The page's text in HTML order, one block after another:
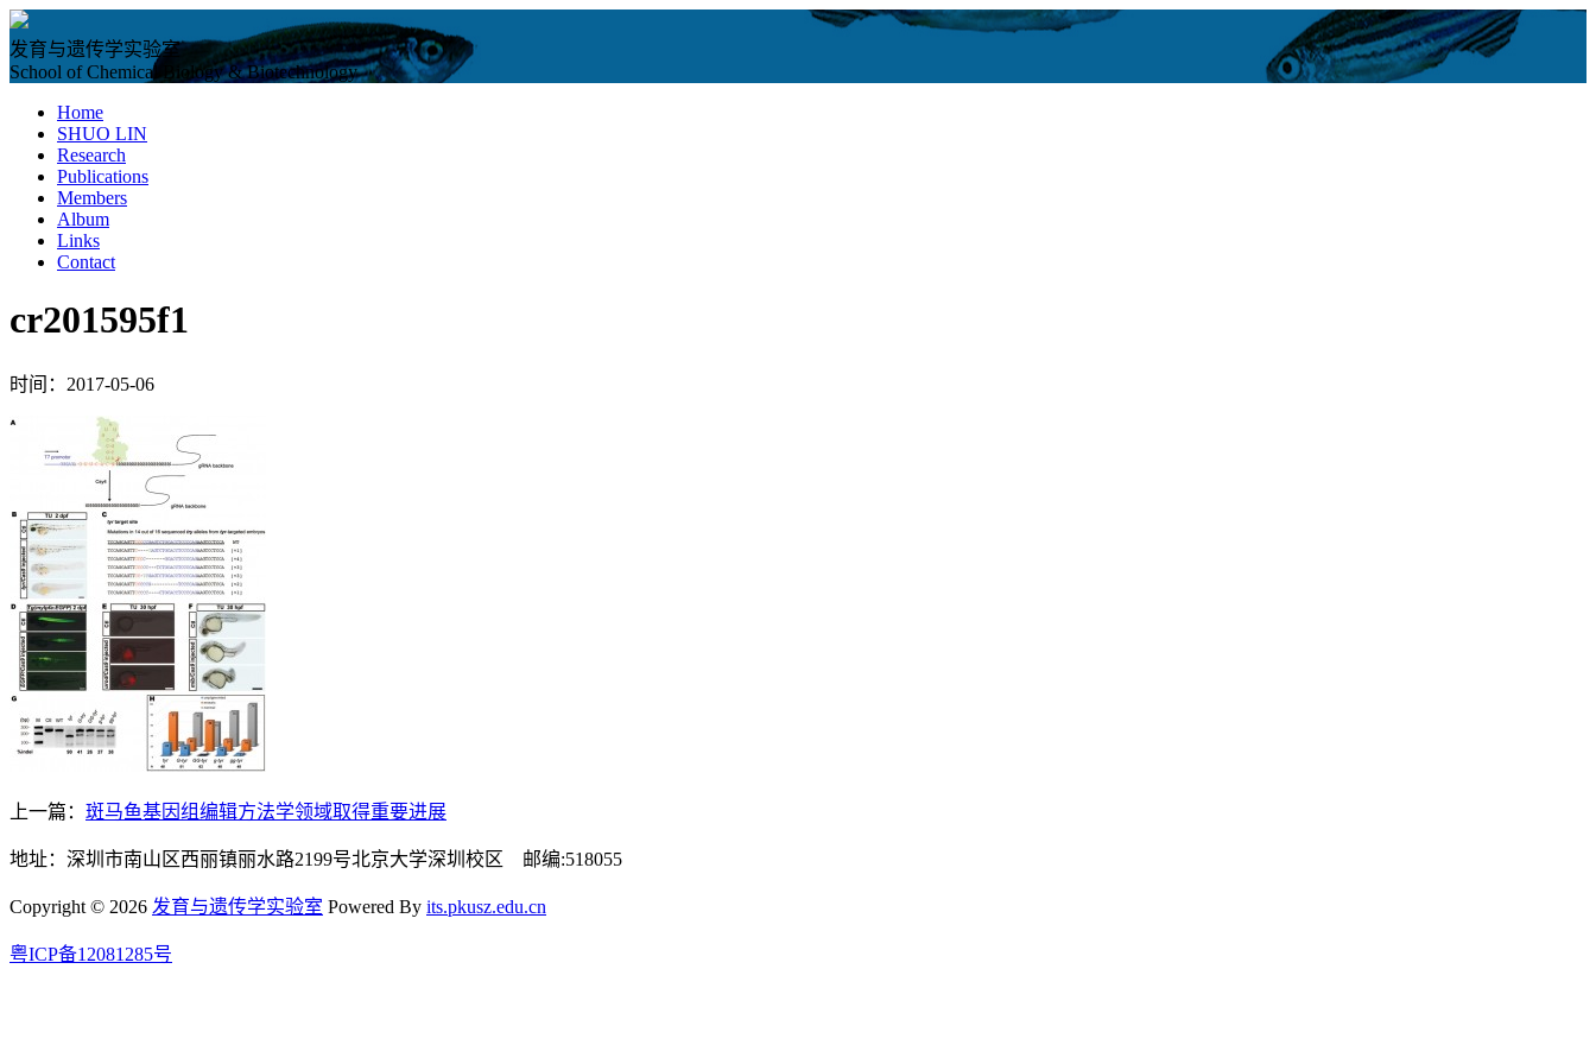
发育与遗传学实验室
School of Chemical Biology & Biotechnology
Home
SHUO LIN
Research
Publications
Members
Album
Links
Contact
cr201595f1
时间：2017-05-06
上一篇： 斑马鱼基因组编辑方法学领域取得重要进展
地址：深圳市南山区西丽镇丽水路2199号北京大学深圳校区 邮编:518055
Copyright © 2026 发育与遗传学实验室 Powered By its.pkusz.edu.cn
粤ICP备12081285号